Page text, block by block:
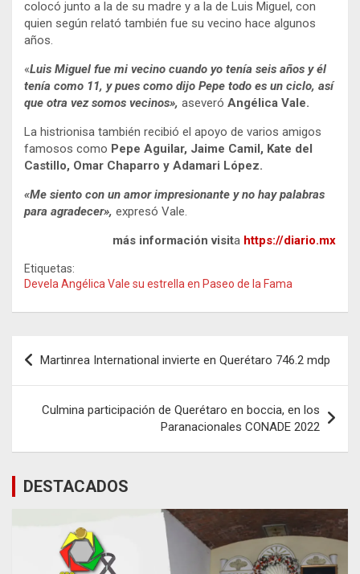
colocó junto a la de su madre y a la de Luis Miguel, con
quien según relató también fue su vecino hace algunos
años.
«Luis Miguel fue mi vecino cuando yo tenía seis años y él
tenía como 11, y pues como dijo Pepe todo es un ciclo, así
que otra vez somos vecinos», aseveró Angélica Vale.
La histrionisa también recibió el apoyo de varios amigos
famosos como Pepe Aguilar, Jaime Camil, Kate del
Castillo, Omar Chaparro y Adamari López.
«Me siento con un amor impresionante y no hay palabras
para agradecer», expresó Vale.
más información visita https://diario.mx
Etiquetas:
Devela Angélica Vale su estrella en Paseo de la Fama
Navegación
de
entradas
Martinrea International invierte en Querétaro 746.2 mdp
Culmina participación de Querétaro en boccia, en los
Paranacionales CONADE 2022
DESTACADOS